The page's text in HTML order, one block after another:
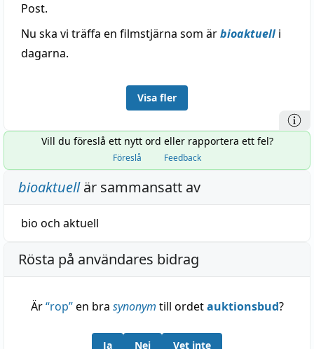
Post.
Nu ska vi träffa en filmstjärna som ärbioaktuelli
dagarna.
Visa fler
Vill du föreslå ett nytt ord eller rapportera ett fel?
Föreslå Feedback
bioaktuellär sammansatt av
bio och aktuell
Rösta på användares bidrag
Är“rop”en bra synonym till ordetauktionsbud?
Ja Nej Vet inte